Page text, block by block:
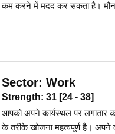
कम करने में मदद कर सकता है।
Sector: Work
Strength: 31 [24 - 38]
आपको अपने कार्यस्थल पर लगातार
के तरीके खोजना महत्वपूर्ण है। अपने